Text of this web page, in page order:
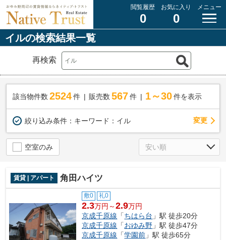
閲覧履歴
0
お気に入り
0
メニュー
イルの検索結果一覧
再検索
該当物件数 2524件 販売数 567 件 1～30 件を表示
絞り込み条件： キーワード：イル 変更
空室のみ
賃貸 | アパート 角田ハイツ
敷0 礼0
2.3万円～2.9万円
京成千原線 「ちはら台 」駅 徒歩20分
京成千原線 「おゆみ野 」駅 徒歩47分
京成千原線 「学園前 」駅 徒歩65分